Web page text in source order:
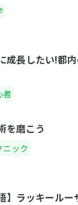
成長したい!都
者
を磨こう
ニック
】ラッキール